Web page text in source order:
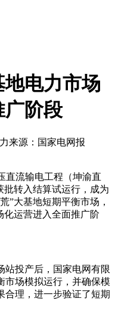
电力市场
广阶段
来源：国家电网报
直流输电工程（坤渝直
批转入结算试运行，成为
”大基地短期平衡市场，
化运营进入全面推广阶
站投产后，国家电网有限
市场模拟运行，并确保模
合理，进一步验证了短期